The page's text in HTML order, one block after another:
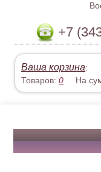
+7
Ваша корзина:
Товаров:0 На